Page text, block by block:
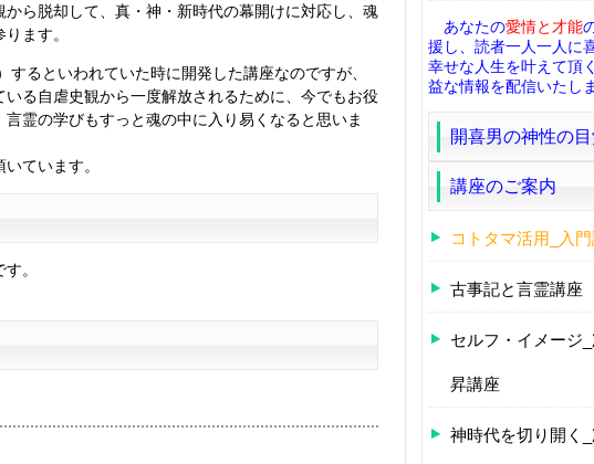
ら脱却して、真・神・新時代の幕開けに対応し、魂
ます。
るといわれていた時に開発した講座なのですが、
る自虐史観から一度解放されるために、今でもお役
霊の学びもすっと魂の中に入り易くなると思いま
ています。
。
あなたの愛情と才能
援し、読者一人一人に
幸せな人生を叶えて頂
益な情報を配信いたし
開喜男の神性の
講座のご案内
コトタマ活用_入
古事記と言霊講座
セルフ・イメージ
昇講座
神時代を切り開く